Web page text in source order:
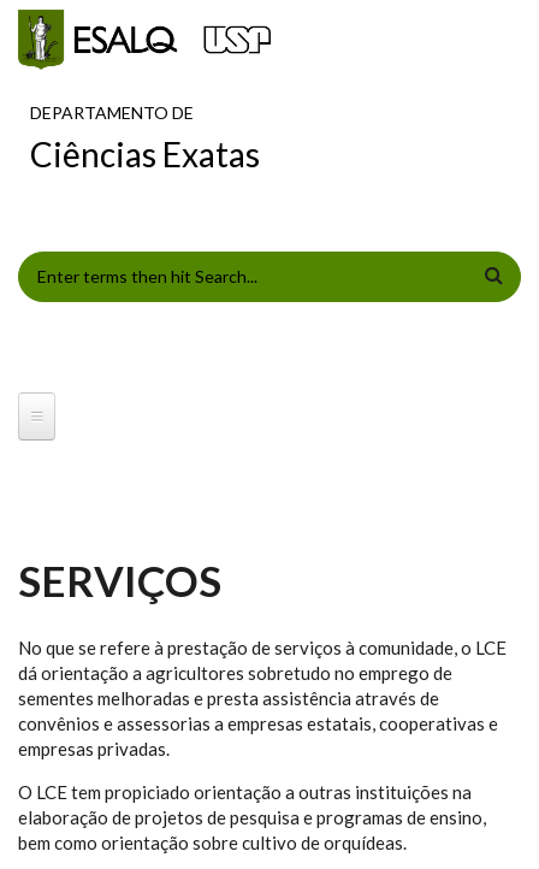
Pular para o conteúdo principal
DEPARTAMENTO DE
Ciências Exatas
FORMULÁRIO DE BUSCA
SERVIÇOS
No que se refere à prestação de serviços à comunidade, o LCE
dá orientação a agricultores sobretudo no emprego de
sementes melhoradas e presta assistência através de
convênios e assessorias a empresas estatais, cooperativas e
empresas privadas.
O LCE tem propiciado orientação a outras instituições na
elaboração de projetos de pesquisa e programas de ensino,
bem como orientação sobre cultivo de orquídeas.